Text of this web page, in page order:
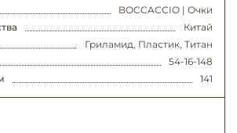
BOCCACCIO | Очки
Китай
Гриламид, Пластик, Титан
54-16-148
141